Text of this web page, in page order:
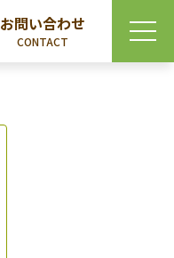
お問い合わせ
CONTACT